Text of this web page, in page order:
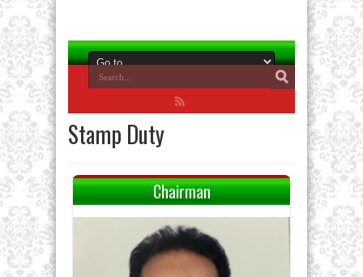
Stamp Duty
Chairman